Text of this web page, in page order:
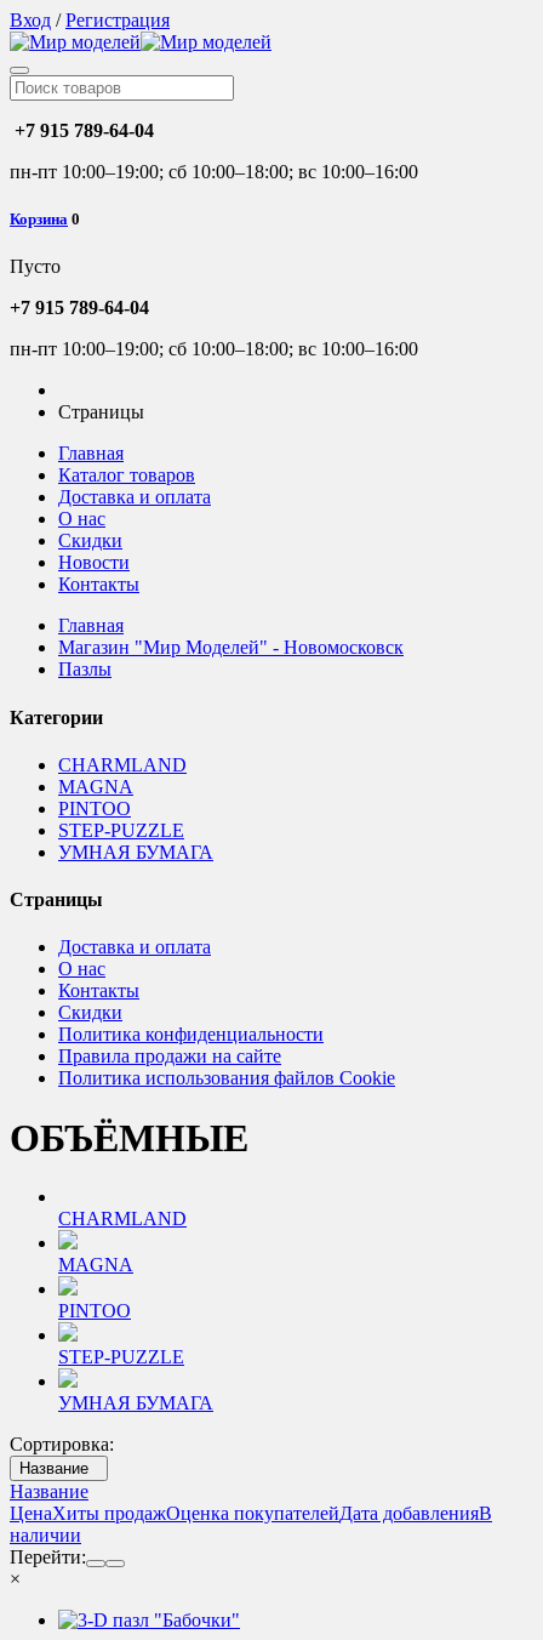
Вход /Регистрация
+7 915 789-64-04
пн-пт 10:00–19:00; сб 10:00–18:00; вс 10:00–16:00
Корзина 0
Пусто
+7 915 789-64-04
пн-пт 10:00–19:00; сб 10:00–18:00; вс 10:00–16:00
Страницы
Главная
Каталог товаров
Доставка и оплата
О нас
Скидки
Новости
Контакты
Главная
Магазин "Мир Моделей" - Новомосковск
Пазлы
Категории
CHARMLAND
MAGNA
PINTOO
STEP-PUZZLE
УМНАЯ БУМАГА
Страницы
Доставка и оплата
О нас
Контакты
Скидки
Политика конфиденциальности
Правила продажи на сайте
Политика использования файлов Cookie
ОБЪЁМНЫЕ
CHARMLAND
MAGNA
PINTOO
STEP-PUZZLE
УМНАЯ БУМАГА
Сортировка:
Название
Название
ЦенаХиты продажОценка покупателейДата добавленияВ
наличии
Перейти:
×